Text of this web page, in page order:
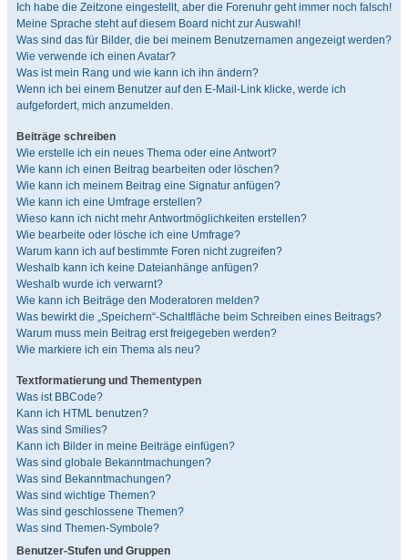
Ich habe die Zeitzone eingestellt, aber die Forenuhr geht immer noch falsch!
Meine Sprache steht auf diesem Board nicht zur Auswahl!
Was sind das für Bilder, die bei meinem Benutzernamen angezeigt werden?
Wie verwende ich einen Avatar?
Was ist mein Rang und wie kann ich ihn ändern?
Wenn ich bei einem Benutzer auf den E-Mail-Link klicke, werde ich
aufgefordert, mich anzumelden.
Beiträge schreiben
Wie erstelle ich ein neues Thema oder eine Antwort?
Wie kann ich einen Beitrag bearbeiten oder löschen?
Wie kann ich meinem Beitrag eine Signatur anfügen?
Wie kann ich eine Umfrage erstellen?
Wieso kann ich nicht mehr Antwortmöglichkeiten erstellen?
Wie bearbeite oder lösche ich eine Umfrage?
Warum kann ich auf bestimmte Foren nicht zugreifen?
Weshalb kann ich keine Dateianhänge anfügen?
Weshalb wurde ich verwarnt?
Wie kann ich Beiträge den Moderatoren melden?
Was bewirkt die „Speichern“-Schaltfläche beim Schreiben eines Beitrags?
Warum muss mein Beitrag erst freigegeben werden?
Wie markiere ich ein Thema als neu?
Textformatierung und Thementypen
Was ist BBCode?
Kann ich HTML benutzen?
Was sind Smilies?
Kann ich Bilder in meine Beiträge einfügen?
Was sind globale Bekanntmachungen?
Was sind Bekanntmachungen?
Was sind wichtige Themen?
Was sind geschlossene Themen?
Was sind Themen-Symbole?
Benutzer-Stufen und Gruppen